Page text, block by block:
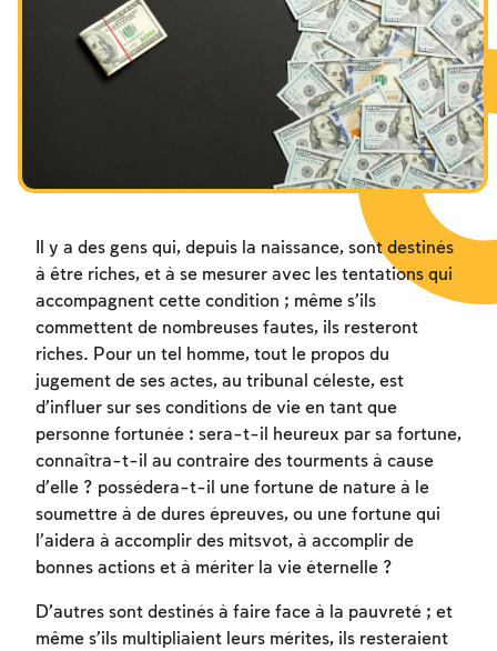
Les jeûnes liés à la destruction du Temple
Hanouca
Il y a des gens qui, depuis la naissance, sont destinés
à être riches, et à se mesurer avec les tentations qui
accompagnent cette condition ; même s’ils
commettent de nombreuses fautes, ils resteront
riches. Pour un tel homme, tout le propos du
jugement de ses actes, au tribunal céleste, est
d’influer sur ses conditions de vie en tant que
personne fortunée : sera-t-il heureux par sa fortune,
connaîtra-t-il au contraire des tourments à cause
d’elle ? possédera-t-il une fortune de nature à le
soumettre à de dures épreuves, ou une fortune qui
l’aidera à accomplir des mitsvot, à accomplir de
bonnes actions et à mériter la vie éternelle ?
D’autres sont destinés à faire face à la pauvreté ; et
même s’ils multipliaient leurs mérites, ils resteraient